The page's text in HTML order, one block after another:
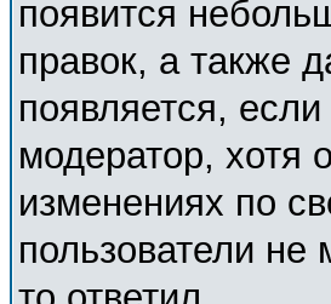
появится
правок, а также
появляется,
модератор, хотя
изменениях по
пользователи не